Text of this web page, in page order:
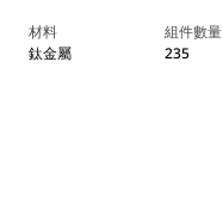
材料
鈦金屬
組件數量
235